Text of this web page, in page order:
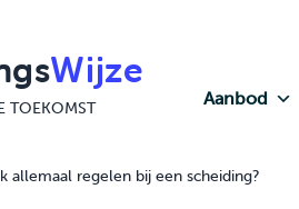
Wijze
TOEKOMST Aanbod
allemaal regelen bij een scheiding?